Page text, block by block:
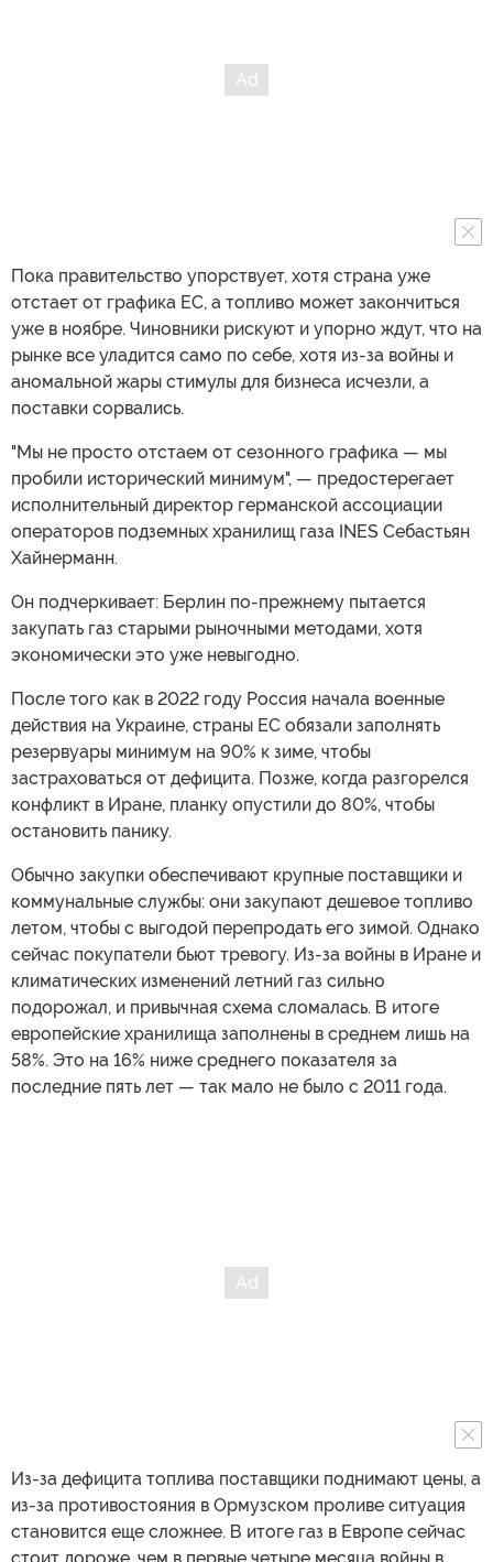
Пока правительство упорствует, хотя страна уже
отстает от графика ЕС, а топливо может закончиться
уже в ноябре. Чиновники рискуют и упорно ждут, что на
рынке все уладится само по себе, хотя из-за войны и
аномальной жары стимулы для бизнеса исчезли, а
поставки сорвались.
"Мы не просто отстаем от сезонного графика — мы
пробили исторический минимум", — предостерегает
исполнительный директор германской ассоциации
операторов подземных хранилищ газа INES Себастьян
Хайнерманн.
Он подчеркивает: Берлин по-прежнему пытается
закупать газ старыми рыночными методами, хотя
экономически это уже невыгодно.
После того как в 2022 году Россия начала военные
действия на Украине, страны ЕС обязали заполнять
резервуары минимум на 90% к зиме, чтобы
застраховаться от дефицита. Позже, когда разгорелся
конфликт в Иране, планку опустили до 80%, чтобы
остановить панику.
Обычно закупки обеспечивают крупные поставщики и
коммунальные службы: они закупают дешевое топливо
летом, чтобы с выгодой перепродать его зимой. Однако
сейчас покупатели бьют тревогу. Из-за войны в Иране и
климатических изменений летний газ сильно
подорожал, и привычная схема сломалась. В итоге
европейские хранилища заполнены в среднем лишь на
58%. Это на 16% ниже среднего показателя за
последние пять лет — так мало не было с 2011 года.
Из-за дефицита топлива поставщики поднимают цены, а
из-за противостояния в Ормузском проливе ситуация
становится еще сложнее. В итоге газ в Европе сейчас